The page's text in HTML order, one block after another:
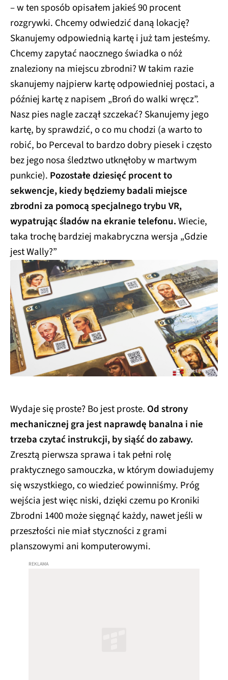
– w ten sposób opisałem jakieś 90 procent
rozgrywki. Chcemy odwiedzić daną lokację?
Skanujemy odpowiednią kartę i już tam jesteśmy.
Chcemy zapytać naocznego świadka o nóż
znaleziony na miejscu zbrodni? W takim razie
skanujemy najpierw kartę odpowiedniej postaci, a
później kartę z napisem „Broń do walki wręcz”.
Nasz pies nagle zaczął szczekać? Skanujemy jego
kartę, by sprawdzić, o co mu chodzi (a warto to
robić, bo Perceval to bardzo dobry piesek i często
bez jego nosa śledztwo utknęłoby w martwym
punkcie). Pozostałe dziesięć procent to
sekwencje, kiedy będziemy badali miejsce
zbrodni za pomocą specjalnego trybu VR,
wypatrując śladów na ekranie telefonu.Wiecie,
taka trochę bardziej makabryczna wersja „Gdzie
jest Wally?”
Wydaje się proste? Bo jest proste. Od strony
mechanicznej gra jest naprawdę banalna i nie
trzeba czytać instrukcji, by siąść do zabawy.
Zresztą pierwsza sprawa i tak pełni rolę
praktycznego samouczka, w którym dowiadujemy
się wszystkiego, co wiedzieć powinniśmy. Próg
wejścia jest więc niski, dzięki czemu po Kroniki
Zbrodni 1400 może sięgnąć każdy, nawet jeśli w
przeszłości nie miał styczności z grami
planszowymi ani komputerowymi.